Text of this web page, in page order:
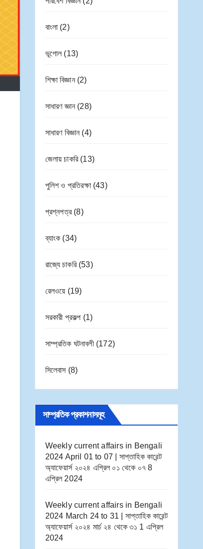
দের
তালি
কা
মূলক
শের
বাংলা(2)
ভূগোল (13)
শিক্ষা বিজ্ঞান(2)
সাধারণ জ্ঞান(28)
সাধারণ বিজ্ঞান (4)
জেলায় চাকরি(13)
পুলিশ ও প্রতিরক্ষা(43)
প্রশ্নপত্র(8)
ব্যাংক (34)
রাজ্যে চাকরি(53)
রেলওয়ে (19)
সরকারী প্রকল্প (1)
সাম্প্রতিক ঘটনাবলী(172)
সিলেবাস (8)
সাম্প্রতিক প্রকাশনাসমূহ
Weekly current affairs in Bengali
2024 April 01 to 07 | সাপ্তাহিক কারেন্ট
অ্যাফেয়ার্স ২০২৪ এপ্রিল ০১ থেকে ০৭ 8
এপ্রিল 2024
Weekly current affairs in Bengali
2024 March 24 to 31 | সাপ্তাহিক কারেন্ট
অ্যাফেয়ার্স ২০২৪ মার্চ ২৪ থেকে ৩১ 1 এপ্রিল
2024